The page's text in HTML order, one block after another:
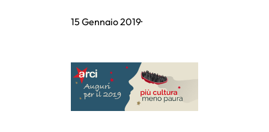
15 Gennaio 2019·